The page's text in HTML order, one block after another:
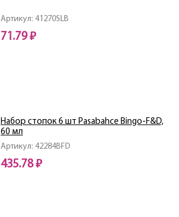
Артикул: 41270SLB
71.79 ₽
Артикул: 42284BFD
Набор стопок 6 шт Pasabahce Bingo-F&D,
60 мл
435.78 ₽